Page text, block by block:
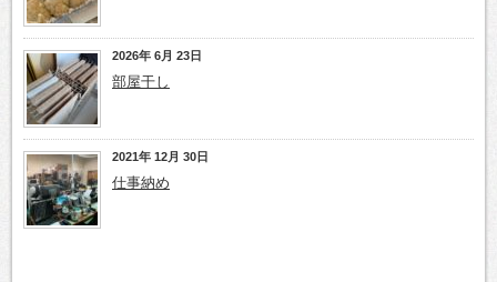
2026年 6月 23日
部屋干し
2021年 12月 30日
仕事納め